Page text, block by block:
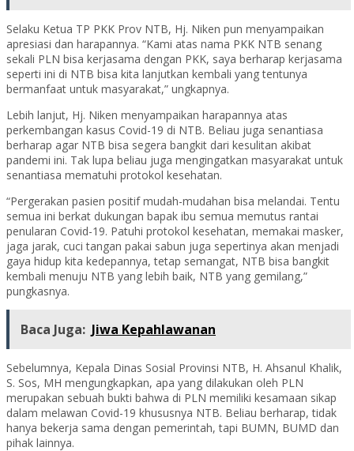
Selaku Ketua TP PKK Prov NTB, Hj. Niken pun menyampaikan
apresiasi dan harapannya. “Kami atas nama PKK NTB senang
sekali PLN bisa kerjasama dengan PKK, saya berharap kerjasama
seperti ini di NTB bisa kita lanjutkan kembali yang tentunya
bermanfaat untuk masyarakat,” ungkapnya.
Lebih lanjut, Hj. Niken menyampaikan harapannya atas
perkembangan kasus Covid-19 di NTB. Beliau juga senantiasa
berharap agar NTB bisa segera bangkit dari kesulitan akibat
pandemi ini. Tak lupa beliau juga mengingatkan masyarakat untuk
senantiasa mematuhi protokol kesehatan.
“Pergerakan pasien positif mudah-mudahan bisa melandai. Tentu
semua ini berkat dukungan bapak ibu semua memutus rantai
penularan Covid-19. Patuhi protokol kesehatan, memakai masker,
jaga jarak, cuci tangan pakai sabun juga sepertinya akan menjadi
gaya hidup kita kedepannya, tetap semangat, NTB bisa bangkit
kembali menuju NTB yang lebih baik, NTB yang gemilang,”
pungkasnya.
Baca Juga: Jiwa Kepahlawanan
Sebelumnya, Kepala Dinas Sosial Provinsi NTB, H. Ahsanul Khalik,
S. Sos, MH mengungkapkan, apa yang dilakukan oleh PLN
merupakan sebuah bukti bahwa di PLN memiliki kesamaan sikap
dalam melawan Covid-19 khususnya NTB. Beliau berharap, tidak
hanya bekerja sama dengan pemerintah, tapi BUMN, BUMD dan
pihak lainnya.